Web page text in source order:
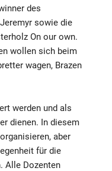
des
sowie die
On our own.
wollen sich beim
wagen, Brazen
werden und als
dienen. In diesem
aber
für die
Alle Dozenten